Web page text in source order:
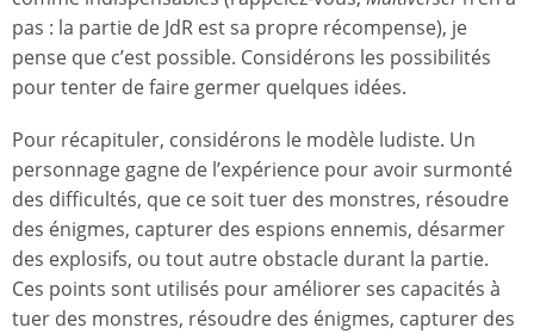
pas : la partie de JdR est sa propre récompense), je
pense que c’est possible. Considérons les possibilités
pour tenter de faire germer quelques idées.
Pour récapituler, considérons le modèle ludiste. Un
personnage gagne de l’expérience pour avoir surmonté
des difficultés, que ce soit tuer des monstres, résoudre
des énigmes, capturer des espions ennemis, désarmer
des explosifs, ou tout autre obstacle durant la partie.
Ces points sont utilisés pour améliorer ses capacités à
tuer des monstres, résoudre des énigmes, capturer des